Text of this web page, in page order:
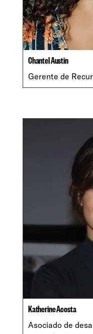
Chantel Austin
Gerente de
Katherine Acosta
Asociado de